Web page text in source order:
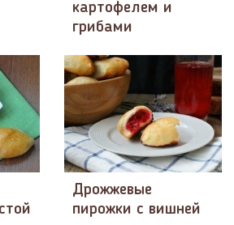
картофелем и
грибами
Дрожжевые
пирожки с вишней